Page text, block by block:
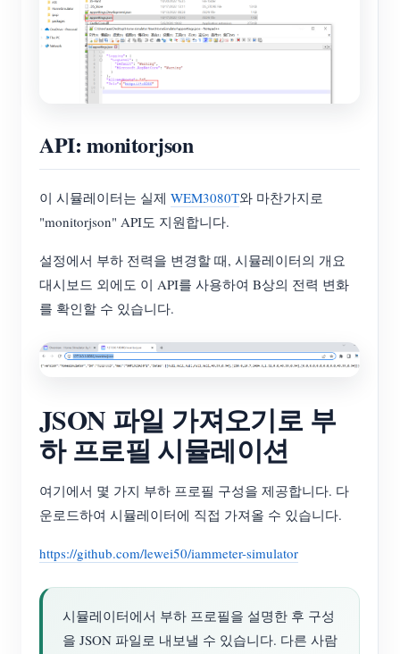
API: monitorjson
이 시뮬레이터는 실제 WEM3080T와 마찬가지로
"monitorjson" API도 지원합니다.
설정에서 부하 전력을 변경할 때, 시뮬레이터의 개요
대시보드 외에도 이 API를 사용하여 B상의 전력 변화
를 확인할 수 있습니다.
JSON 파일 가져오기로 부
하 프로필 시뮬레이션
여기에서 몇 가지 부하 프로필 구성을 제공합니다. 다
운로드하여 시뮬레이터에 직접 가져올 수 있습니다.
https://github.com/lewei50/iammeter-simulator
시뮬레이터에서 부하 프로필을 설명한 후 구성
을 JSON 파일로 내보낼 수 있습니다. 다른 사람